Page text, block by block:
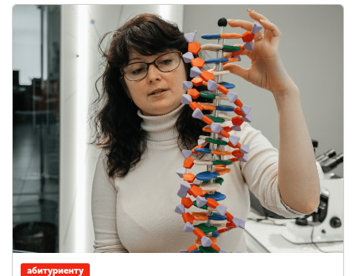
организации
ENG SPN CHI
Приемная
комиссия
+7 (831) 262-26-20
абитуриенту